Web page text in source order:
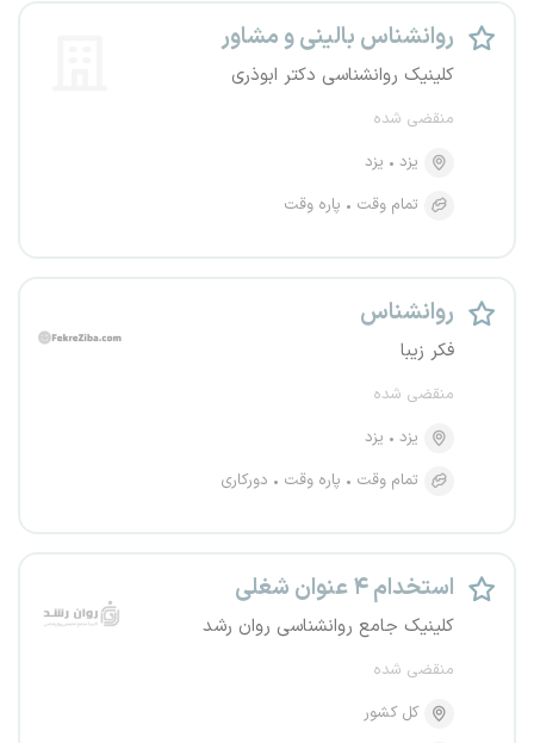
روانشناس بالینی و مشاور
کلینیک روانشناسی دکتر ابوذری
منقضی شده
یزد
یزد
تمام وقت
پاره وقت
روانشناس
فکر زیبا
منقضی شده
یزد
یزد
تمام وقت
پاره وقت دورکاری
استخدام ۴ عنوان شغلی
کلینیک جامع روانشناسی روان رشد
منقضی شده
کل کشور